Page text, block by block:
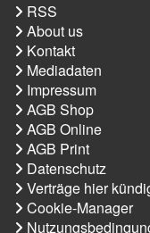
RSS
About us
Kontakt
Mediadaten
Impressum
AGB Shop
AGB Online
AGB Print
Datenschutz
Verträge hier
Cookie-Manager